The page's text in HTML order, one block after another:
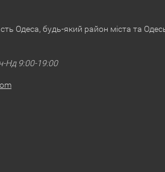
Одеса, будь-який район міста та
Нд 9:00-19:00